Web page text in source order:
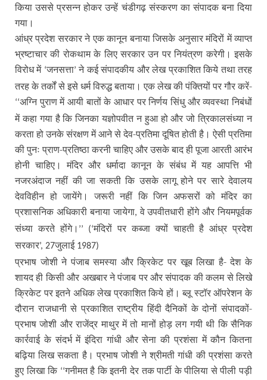
किया उससे प्रसन्न होकर उन्हें चंडीगढ़ संस्करण का संपादक बना दिया
गया।
आंध्र प्रदेश सरकार ने एक कानून बनाया जिसके अनुसार मंदिरों में व्याप्त
भ्रष्टाचार की रोकथाम के लिए सरकार उन पर नियंत्रण करेगी। इसके
विरोध में ‘जनसत्ता’ने कई संपादकीय और लेख प्रकाशित किये तथा तरह
तरह के तर्कों से इसे धर्म विरुद्ध बताया। एक लेख की पंक्तियों पर गौर करें-
‘‘अग्नि पुराण में आयी बातों के आधार पर निर्णय सिंधु और व्यवस्था निबंधों
में कहा गया है कि जिनका यज्ञोपवीत न हुआ हो और जो त्रिकालसंध्या न
करता हो उनके संरक्षण में आने से देव-प्रतिमा दूषित होती है। ऐसी प्रतिमा
की पुनः प्राण-प्रतिष्ठा करनी चाहिए और उसके बाद ही पूजा आरती आरंभ
होनी चाहिए। मंदिर और धर्मादा कानून के संबंध में यह आपत्ति भी
नजरअंदाज नहीं की जा सकती कि उसके लागू होने पर सारे देवालय
देवविहीन हो जायेंगे। जरूरी नहीं कि जिन अफसरों को मंदिर का
प्रशासनिक अधिकारी बनाया जायेगा,वे उपवीतधारी होंगे और नियमपूर्वक
संध्या करते होंगे। ’’ (‘मंदिरों पर कब्जा क्यों चाहती है आंध्र प्रदेश
सरकार’, 27जुलाई 1987)
प्रभाष जोशी ने पंजाब समस्या और क्रिकेट पर खूब लिखा है- देश के
शायद ही किसी और अखबार ने पंजाब पर और संपादक की कलम से लिखे
क्रिकेट पर इतने अधिक लेख प्रकाशित किये हों। ब्लू स्टॉर ऑपरेशन के
दौरान राजधानी से प्रकाशित राष्ट्रीय हिंदी दैनिकों के दोनों संपादकों-
प्रभाष जोशी और राजेंद्र माथुर में तो मानों होड़ लग गयी थी कि सैनिक
कार्रवाई के संदर्भ में इंदिरा गांधी और सेना की प्रशंसा में कौन कितना
बढ़िया लिख सकता है। प्रभाष जोशी ने श्रीमती गांधी की प्रशंसा करते
हुए लिखा कि ‘‘गनीमत है कि इतनी देर तक पार्टी के पीलिया से पीली पड़ी